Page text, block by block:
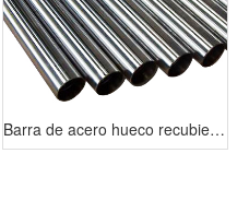
Barra de acero hueco recubierta con cromo